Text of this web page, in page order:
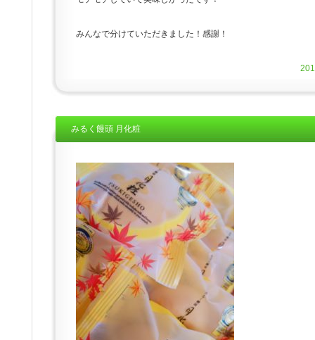
みんなで分けていただきました！感謝！
みるく饅頭 月化粧